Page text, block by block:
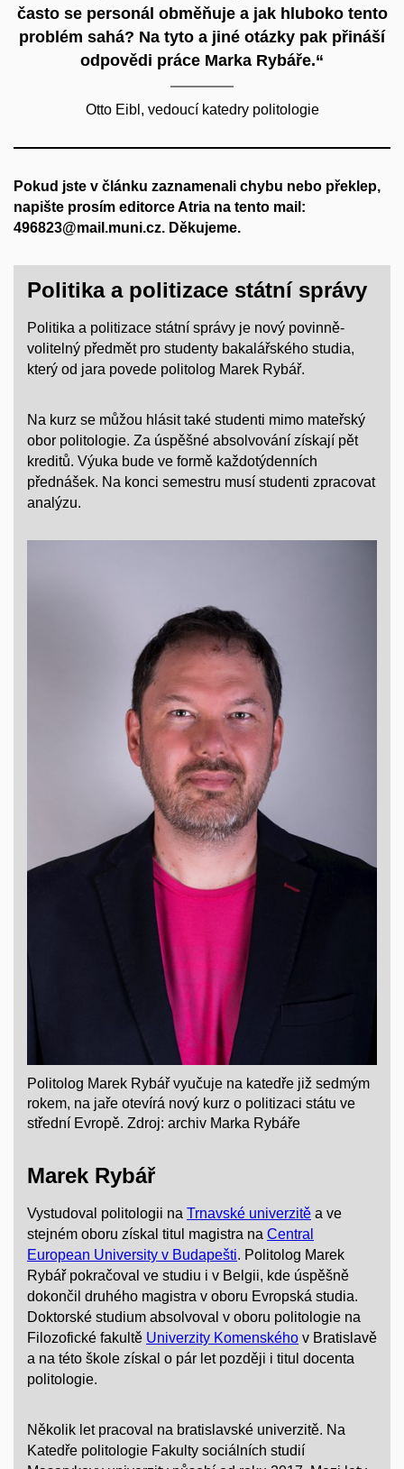
často se personál obměňuje a jak hluboko tento
problém sahá? Na tyto a jiné otázky pak přináší
odpovědi práce Marka Rybáře.“
Otto Eibl, vedoucí katedry politologie
Pokud jste v článku zaznamenali chybu nebo překlep,
napište prosím editorce Atria na tento mail:
496823@mail.muni.cz. Děkujeme.
Politika a politizace státní správy
Politika a politizace státní správy je nový povinně-
volitelný předmět pro studenty bakalářského studia,
který od jara povede politolog Marek Rybář.
Na kurz se můžou hlásit také studenti mimo mateřský
obor politologie. Za úspěšné absolvování získají pět
kreditů. Výuka bude ve formě každotýdenních
přednášek. Na konci semestru musí studenti zpracovat
analýzu.
Politolog Marek Rybář vyučuje na katedře již sedmým
rokem, na jaře otevírá nový kurz o politizaci státu ve
střední Evropě. Zdroj: archiv Marka Rybáře
Marek Rybář
Vystudoval politologii na Trnavské univerzitě a ve
stejném oboru získal titul magistra na Central
European University v Budapešti. Politolog Marek
Rybář pokračoval ve studiu i v Belgii, kde úspěšně
dokončil druhého magistra v oboru Evropská studia.
Doktorské studium absolvoval v oboru politologie na
Filozofické fakultě Univerzity Komenského v Bratislavě
a na této škole získal o pár let později i titul docenta
politologie.
Několik let pracoval na bratislavské univerzitě. Na
Katedře politologie Fakulty sociálních studií